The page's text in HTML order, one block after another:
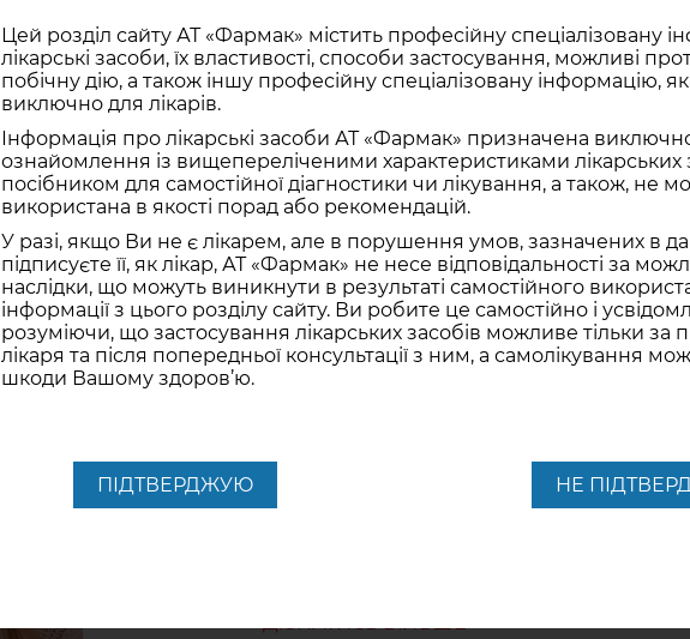
Топ-5 ускладнень, що
викликають віруси
ДІЗНАТИСЬ БІЛЬШЕ
Застуда
ДІЗНАТИСЬ БІЛЬШЕ
Цей розділ сайту АТ «Фармак» містить професійну спеціалізовану
лікарські засоби, їх властивості, способи застосування, можливі
побічну дію, а також іншу професійну спеціалізовану інформацію,
виключно для лікарів.
Інформація про лікарські засоби АТ «Фармак» призначена
ознайомлення із вищепереліченими характеристиками лікарських
посібником для самостійної діагностики чи лікування, а також, не
використана в якості порад або рекомендацій.
У разі, якщо Ви не є лікарем, але в порушення умов, зазначених в
підписуєте її, як лікар, АТ «Фармак» не несе відповідальності за
наслідки, що можуть виникнути в результаті самостійного
інформації з цього розділу сайту. Ви робите це самостійно і
розуміючи, що застосування лікарських засобів можливе тільки за
лікаря та після попередньої консультації з ним, а самолікування
шкоди Вашому здоров’ю.
ПІДТВЕРДЖУЮ НЕ